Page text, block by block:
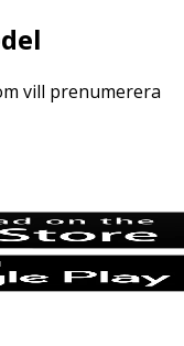
vill prenumerera